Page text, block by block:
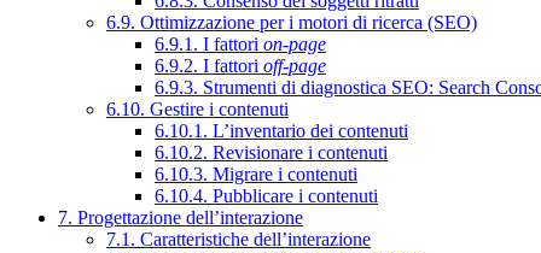
6.9. Ottimizzazione per i motori di ricerca (SEO)
6.9.1. I fattori on-page
6.9.2. I fattori off-page
6.9.3. Strumenti di diagnostica SEO: Search
6.10. Gestire i contenuti
6.10.1. L’inventario dei contenuti
6.10.2. Revisionare i contenuti
6.10.3. Migrare i contenuti
6.10.4. Pubblicare i contenuti
7. Progettazione dell’interazione
7.1. Caratteristiche dell’interazione